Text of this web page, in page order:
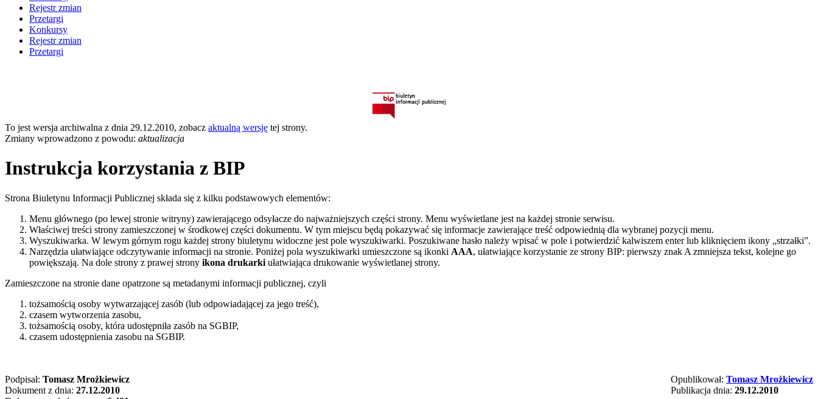
Rejestr zmian
Przetargi
Konkursy
Rejestr zmian
Przetargi
To jest wersja archiwalna z dnia 29.12.2010, zobacz aktualną wersję tej strony.
Zmiany wprowadzono z powodu: aktualizacja
Instrukcja korzystania z BIP
Strona Biuletynu Informacji Publicznej składa się z kilku podstawowych elementów:
Menu głównego (po lewej stronie witryny) zawierającego odsyłacze do najważniejszych części strony. Menu wyświetlane jest na każdej stronie serwisu.
Właściwej treści strony zamieszczonej w środkowej części dokumentu. W tym miejscu będą pokazywać się informacje zawierające treść odpowiednią dla wybranej pozycji menu.
Wyszukiwarka. W lewym górnym rogu każdej strony biuletynu widoczne jest pole wyszukiwarki. Poszukiwane hasło należy wpisać w pole i potwierdzić kalwiszem enter lub kliknięciem ikony „strzałki”.
Narzędzia ułatwiające odczytywanie informacji na stronie. Poniżej pola wyszukiwarki umieszczone są ikonki AAA, ułatwiające korzystanie ze strony BIP: pierwszy znak A zmniejsza tekst, kolejne go
powiększają. Na dole strony z prawej strony ikona drukarki ułatwiająca drukowanie wyświetlanej strony.
Zamieszczone na stronie dane opatrzone są metadanymi informacji publicznej, czyli
tożsamością osoby wytwarzającej zasób (lub odpowiadającej za jego treść),
czasem wytworzenia zasobu,
tożsamością osoby, która udostępniła zasób na SGBIP,
czasem udostępnienia zasobu na SGBIP.
Opublikował: Tomasz Mrożkiewicz
Publikacja dnia: 29.12.2010
Podpisał: Tomasz Mrożkiewicz
Dokument z dnia: 27.12.2010